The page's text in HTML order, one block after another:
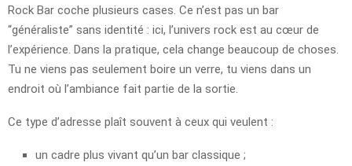
Rock Bar coche plusieurs cases. Ce n’est pas un bar
“généraliste” sans identité : ici, l’univers rock est au cœur de
l’expérience. Dans la pratique, cela change beaucoup de choses.
Tu ne viens pas seulement boire un verre, tu viens dans un
endroit où l’ambiance fait partie de la sortie.
Ce type d’adresse plaît souvent à ceux qui veulent :
un cadre plus vivant qu’un bar classique ;